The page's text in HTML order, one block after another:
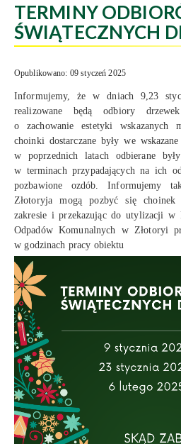
TERMINY
ŚWIĄTECZNYCH
Opublikowano: 09 styczeń 2025
Informujemy, że w dniach 9,23
realizowane będą odbiory
o zachowanie estetyki wskazanych
choinki dostarczane były we
w poprzednich latach odbierane
w terminach przypadających na ich
pozbawione ozdób. Informujemy
Złotoryja mogą pozbyć się
zakresie i przekazując do utylizacji w
Odpadów Komunalnych w Złotoryi
w godzinach pracy obiektu